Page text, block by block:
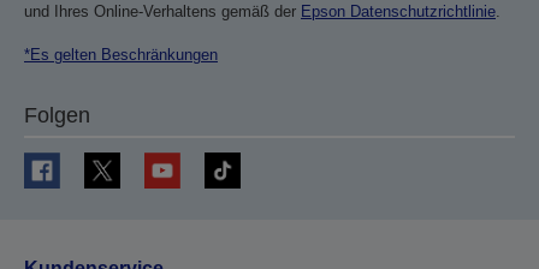
und Ihres Online-Verhaltens gemäß der Epson Datenschutzrichtlinie
*Es gelten Beschränkungen
Folgen